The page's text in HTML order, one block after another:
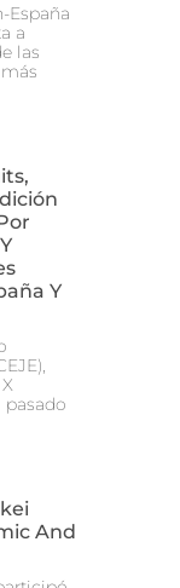
España
a
las
Y
pasado
And